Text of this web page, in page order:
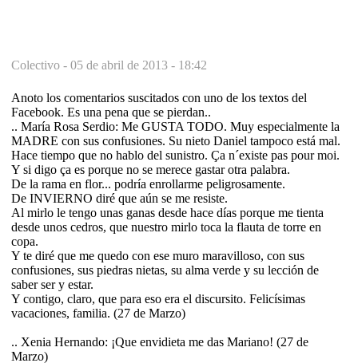
Colectivo - 05 de abril de 2013 - 18:42
Anoto los comentarios suscitados con uno de los textos del
Facebook. Es una pena que se pierdan..
.. María Rosa Serdio: Me GUSTA TODO. Muy especialmente la
MADRE con sus confusiones. Su nieto Daniel tampoco está mal.
Hace tiempo que no hablo del sunistro. Ça n´existe pas pour moi.
Y si digo ça es porque no se merece gastar otra palabra.
De la rama en flor... podría enrollarme peligrosamente.
De INVIERNO diré que aún se me resiste.
Al mirlo le tengo unas ganas desde hace días porque me tienta
desde unos cedros, que nuestro mirlo toca la flauta de torre en
copa.
Y te diré que me quedo con ese muro maravilloso, con sus
confusiones, sus piedras nietas, su alma verde y su lección de
saber ser y estar.
Y contigo, claro, que para eso era el discursito. Felicísimas
vacaciones, familia. (27 de Marzo)
.. Xenia Hernando: ¡Que envidieta me das Mariano! (27 de
Marzo)